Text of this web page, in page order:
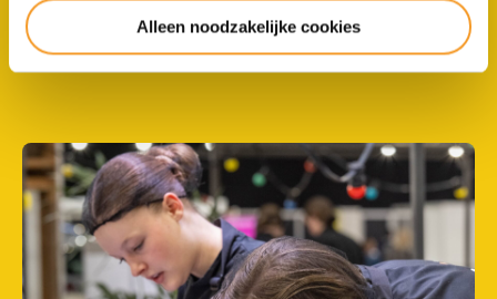
Alleen noodzakelijke cookies
Nieuwsberichten